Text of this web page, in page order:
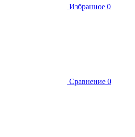
Избранное 0
Сравнение 0